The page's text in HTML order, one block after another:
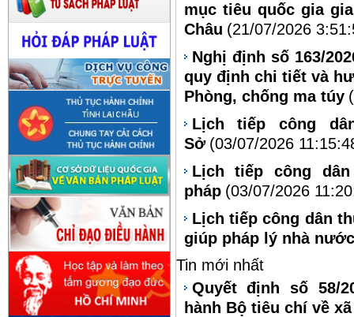
mục tiêu quốc gia
Châu (21/07/2026
Nghị định số 163/
quy định chi tiết và
Phòng, chống ma túy
Lịch tiếp công
Sở (03/07/2026
Lịch tiếp công
pháp (03/07/2026
Lịch tiếp công dân
giúp pháp lý nhà nước
Tin mới nhất
Quyết định số 58/
hành Bộ tiêu chí về